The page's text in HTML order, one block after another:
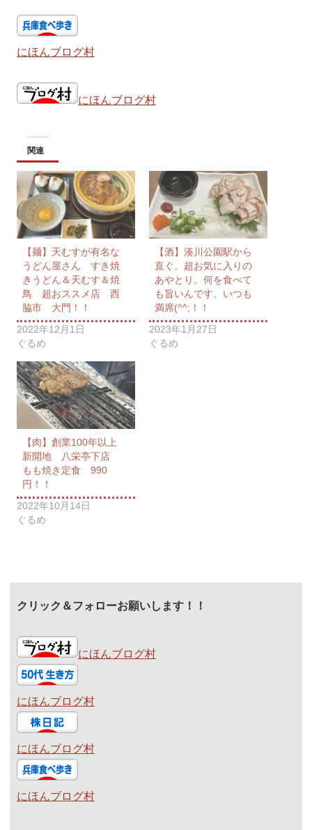
にほんブログ村
にほんブログ村
関連
【麺】天むすが有名な
うどん屋さん すき焼
きうどん＆天むす＆焼
鳥 超おススメ店 西
脇市 大門！！
2022年12月1日
ぐるめ
【酒】湊川公園駅から
直ぐ。超お気に入りの
あやとり。何を食べて
も旨いんです。いつも
満席(^^;！！
2023年1月27日
ぐるめ
【肉】創業100年以上
新開地 八栄亭下店
もも焼き定食 990
円！！
2022年10月14日
ぐるめ
クリック＆フォローお願いします！！
にほんブログ村
にほんブログ村
にほんブログ村
にほんブログ村